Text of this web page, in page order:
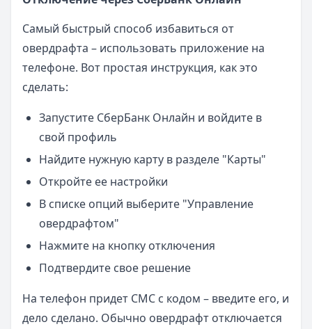
Самый быстрый способ избавиться от
овердрафта – использовать приложение на
телефоне. Вот простая инструкция, как это
сделать:
Запустите СберБанк Онлайн и войдите в
свой профиль
Найдите нужную карту в разделе "Карты"
Откройте ее настройки
В списке опций выберите "Управление
овердрафтом"
Нажмите на кнопку отключения
Подтвердите свое решение
На телефон придет СМС с кодом – введите его, и
дело сделано. Обычно овердрафт отключается